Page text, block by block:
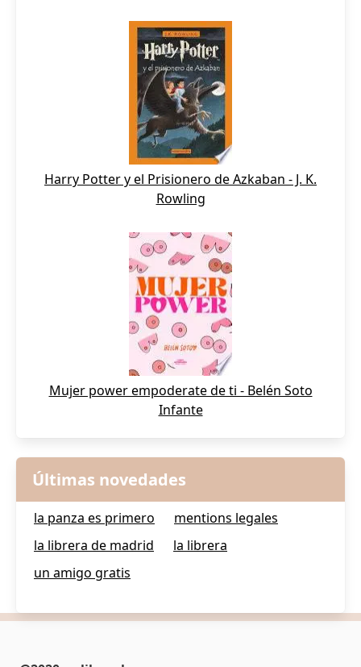
Harry Potter y el Prisionero de Azkaban - J. K.
Rowling
Mujer power empoderate de ti - Belén Soto
Infante
Últimas novedades
la panza es primero
mentions legales
la librera de madrid
la librera
un amigo gratis